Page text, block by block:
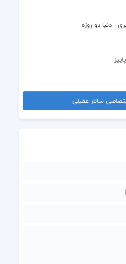
- دنیا دو روزه
سالار عقیلی